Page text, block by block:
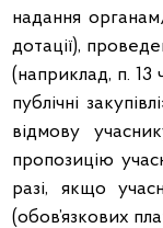
надання
дотації),
(наприклад, п.
публічні
відмову
пропозицію
разі, якщо
(обов’язкових